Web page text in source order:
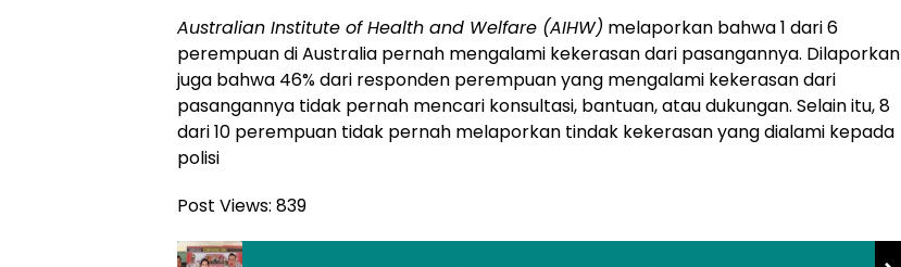
Australian Institute of Health and Welfare (AIHW) melaporkan bahwa 1 dari 6
perempuan di Australia pernah mengalami kekerasan dari pasangannya. Dilaporkan
juga bahwa 46% dari responden perempuan yang mengalami kekerasan dari
pasangannya tidak pernah mencari konsultasi, bantuan, atau dukungan. Selain itu, 8
dari 10 perempuan tidak pernah melaporkan tindak kekerasan yang dialami kepada
polisi
Post Views: 839